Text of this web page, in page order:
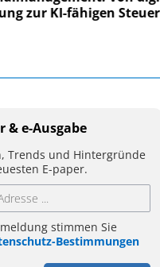
KI-fähigen Steuerung
& e-Ausgabe
Trends und Hintergründe
E-paper.
stimmen Sie
Bestimmungen